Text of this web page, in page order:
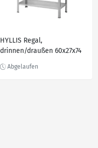
HYLLIS Regal,
drinnen/draußen 60x27x74